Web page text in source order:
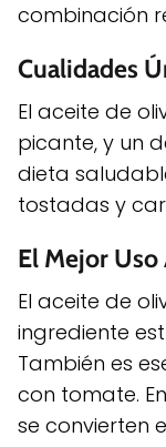
combinación
Cualidades
El aceite de
picante, y un
dieta
tostadas y
El Mejor
El aceite de
ingrediente
También es
con tomate.
se convierten